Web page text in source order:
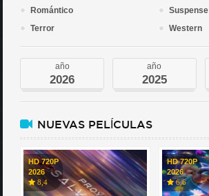
Romántico
Suspense
Terror
Western
año
2026
año
2025
NUEVAS PELÍCULAS
HD 720P
2026
8,4
HD 720P
2026
6,6